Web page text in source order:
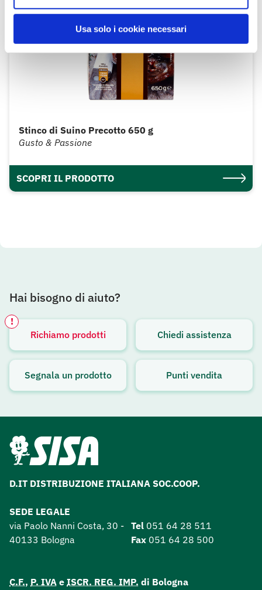
Usa solo i cookie necessari
Stinco di Suino Precotto 650 g
Gusto & Passione
SCOPRI IL PRODOTTO
Hai bisogno di aiuto?
Richiamo prodotti
!
Avviso attivo
Chiedi assistenza
Segnala un prodotto Punti vendita
D.IT DISTRIBUZIONE ITALIANA SOC.COOP.
SEDE LEGALE
via Paolo Nanni Costa, 30 -
40133 Bologna
Tel 051 64 28 511
Fax 051 64 28 500
C.F., P. IVA e ISCR. REG. IMP. di Bologna